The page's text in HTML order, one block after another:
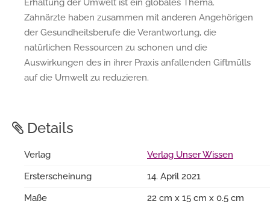
Erhaltung der Umwelt ist ein globales Thema.
Zahnärzte haben zusammen mit anderen Angehörigen
der Gesundheitsberufe die Verantwortung, die
natürlichen Ressourcen zu schonen und die
Auswirkungen des in ihrer Praxis anfallenden Giftmülls
auf die Umwelt zu reduzieren.
Details
Verlag
Verlag Unser Wissen
Ersterscheinung
14. April 2021
Maße
22 cm x 15 cm x 0.5 cm